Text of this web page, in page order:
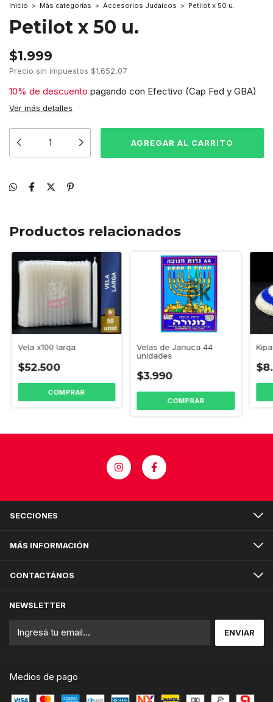
Inicio > Más categorías > Accesorios Judaicos > Petilot x 50 u.
Petilot x 50 u.
$1.999
Precio sin impuestos $1.652,07
10% de descuento pagando con Efectivo (Cap Fed y GBA)
Ver más detalles
Productos relacionados
Vela x100 larga
$52.500
Velas de Januca 44
unidades
$3.990
SECCIONES
MÁS INFORMACIÓN
CONTACTÁNOS
NEWSLETTER
Medios de pago